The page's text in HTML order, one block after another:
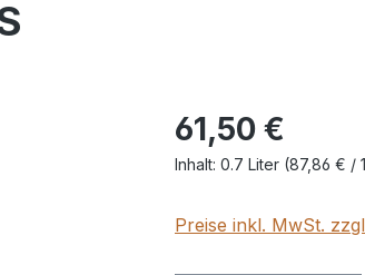
61,50 €
Inhalt: 0.7 Liter (87,86 € /
Preise inkl. MwSt.